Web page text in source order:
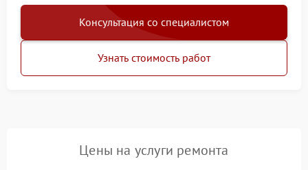
Консультация со специалистом
Узнать стоимость работ
Цены на услуги ремонта